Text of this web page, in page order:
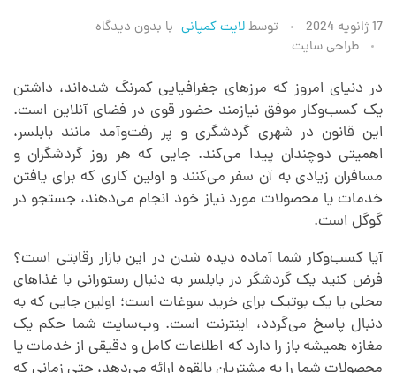
ط
ر
ا
ح
ی
س
ا
17 ژانویه 2024 توسطلایت کمپانی با بدون دیدگاه
طراحی سایت
در دنیای امروز که مرزهای جغرافیایی کمرنگ شده‌اند، داشتن
یک کسب‌وکار موفق نیازمند حضور قوی در فضای آنلاین است.
این قانون در شهری گردشگری و پر رفت‌وآمد مانند بابلسر،
اهمیتی دوچندان پیدا می‌کند. جایی که هر روز گردشگران و
مسافران زیادی به آن سفر می‌کنند و اولین کاری که برای یافتن
خدمات یا محصولات مورد نیاز خود انجام می‌دهند، جستجو در
گوگل است.
آیا کسب‌وکار شما آماده دیده شدن در این بازار رقابتی است؟
فرض کنید یک گردشگر در بابلسر به دنبال رستورانی با غذاهای
محلی یا یک بوتیک برای خرید سوغات است؛ اولین جایی که به
دنبال پاسخ می‌گردد، اینترنت است. وب‌سایت شما حکم یک
مغازه همیشه باز را دارد که اطلاعات کامل و دقیقی از خدمات یا